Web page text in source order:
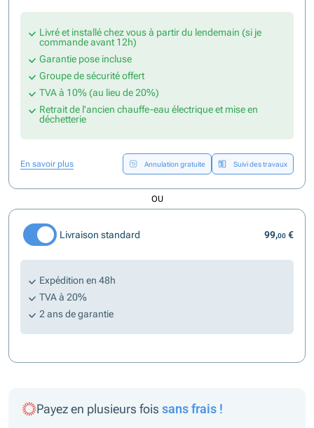
Livré et installé chez vous à partir du lendemain (si je
commande avant 12h)
Garantie pose incluse
Groupe de sécurité offert
TVA à 10% (au lieu de 20%)
Retrait de l'ancien chauffe-eau électrique et mise en
déchetterie
En savoir plus Annulation gratuite Suivi des travaux
OU
Livraison standard 99,00 €
Expédition en 48h
TVA à 20%
2 ans de garantie
Payez en plusieurs fois sans frais !